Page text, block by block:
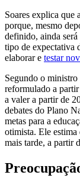
Soares explica que
porque, mesmo
definido, ainda será
tipo de expectativa
elaborar e testar
Segundo o ministro
reformulado a partir
a valer a partir de
debates do Plano
metas para a
otimista. Ele estima
mais tarde, a partir